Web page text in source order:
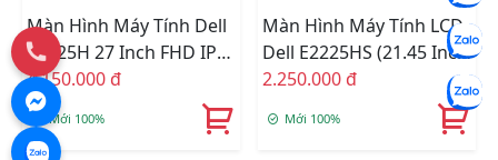
Màn Hình Máy Tính Dell
S2725H 27 Inch FHD IPS
100hz 4ms
4.150.000 đ
Mới 100%
Màn Hình Máy Tính LCD
Dell E2225HS (21.45 Inch
- FHD - VA - 75Hz)
2.250.000 đ
Mới 100%